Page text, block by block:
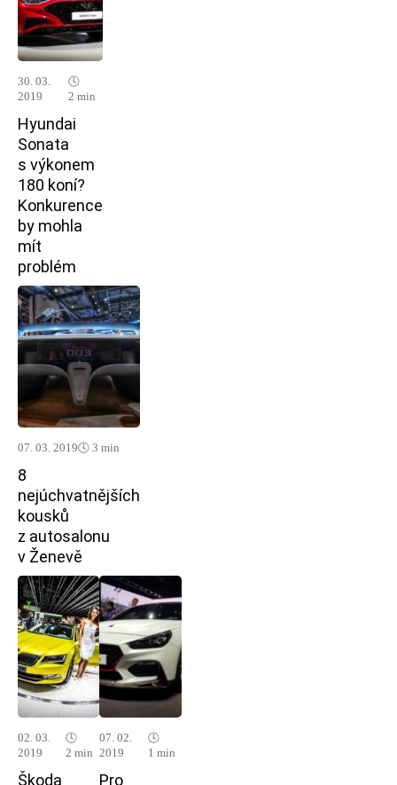
30. 03.
2019
🕓
2 min
Hyundai
Sonata
s výkonem
180 koní?
Konkurence
by mohla
mít
problém
07. 03. 2019🕓 3 min
8
nejúchvatnějších
kousků
z autosalonu
v Ženevě
02. 03.
2019
🕓
2 min
Škoda
07. 02.
2019
🕓
1 min
Pro